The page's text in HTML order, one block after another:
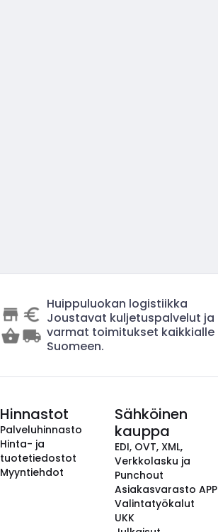
Huippuluokan logistiikka
Joustavat kuljetuspalvelut ja
varmat toimitukset kaikkialle
Suomeen.
Hinnastot
Palveluhinnasto
Hinta- ja
tuotetiedostot
Myyntiehdot
Sähköinen
kauppa
EDI, OVT, XML,
Verkkolasku ja
Punchout
Asiakasvarasto APP
Valintatyökalut
UKK